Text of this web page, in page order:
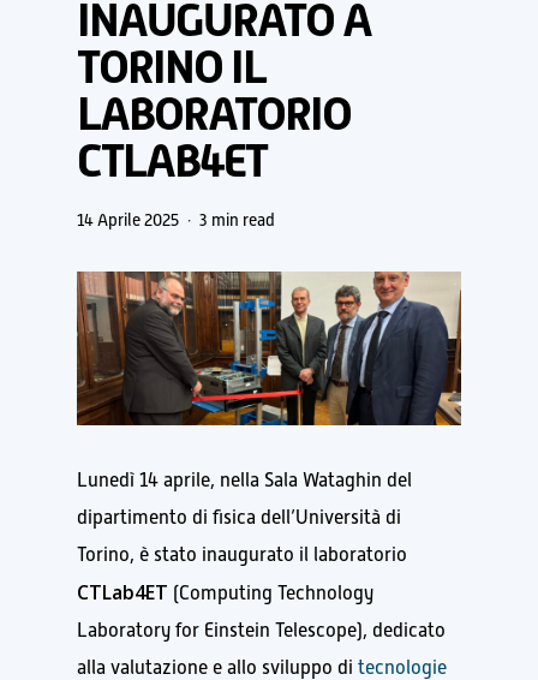
INAUGURATO A
TORINO IL
LABORATORIO
CTLAB4ET
14 Aprile 2025 3 min read
Lunedì 14 aprile, nella Sala Wataghin del
dipartimento di fisica dell’Università di
Torino, è stato inaugurato il laboratorio
CTLab4ET (Computing Technology
Laboratory for Einstein Telescope), dedicato
alla valutazione e allo sviluppo di tecnologie